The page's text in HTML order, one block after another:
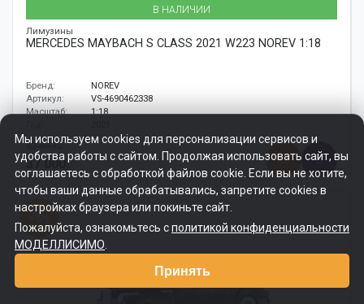
В НАЛИЧИИ
Лимузины
MERCEDES MAYBACH S CLASS 2021 W223 NOREV 1:18
Бренд:
NOREV
Артикул:
VS-4690462338
Масштаб:
1:18
52 857
37 000
-20%
Мы используем cookies для персонализации сервисов и
удобства работы с сайтом. Продолжая использовать сайт, вы
соглашаетесь с обработкой файлов cookie. Если вы не хотите,
чтобы ваши данные обрабатывались, запретите cookies в
настройках браузера или покиньте сайт.
Пожалуйста, ознакомьтесь сполитикой конфиденциальности
МОДЕЛЛИСИМО
Принять